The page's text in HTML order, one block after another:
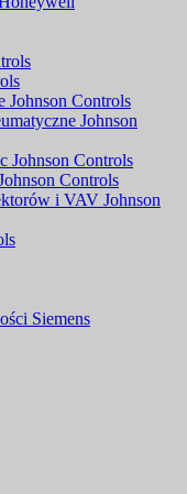
Johnson Controls
Johnson
Johnson Controls
Controls
i VAV Johnson
Siemens